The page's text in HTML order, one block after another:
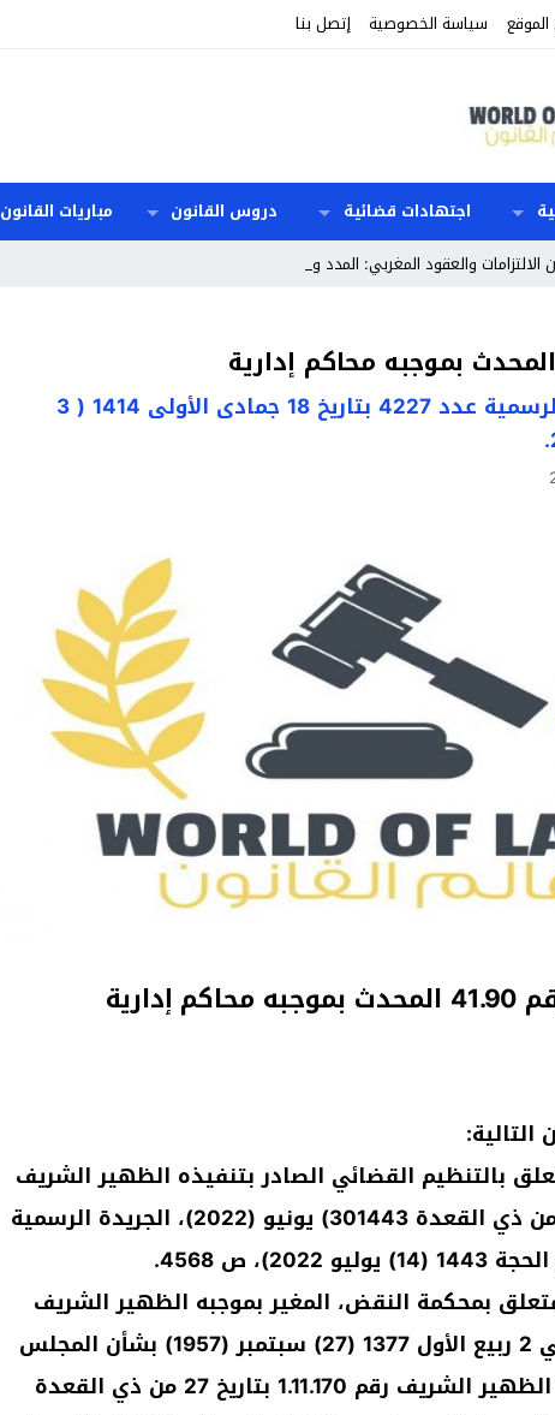
سياسة الخصوصية إتصل بنا
اجتهادات قضائية دروس القانون مباريات القانون
والعقود المغربي: المدد والأسباب والآ_
قانون 41.90: الجريدة الرسمية عدد 4227 بتاريخ 18 جمادى الأولى 1414 ( 3
إدارية
التالية:
رقم 38.15 المتعلق بالتنظيم القضائي الصادر بتنفيذه الظهير الشريف
رقم 1.22.38 بتاريخ 30 من ذي القعدة 301443) يونيو (2022)، الجريدة الرسمية
رقم 58.11 المتعلق بمحكمة النقض، المغير بموجبه الظهير الشريف
رقم 1.57.223 الصادر في 2 ربيع الأول 1377 (27) سبتمبر (1957) بشأن المجلس
الأعلى الصادر بتنفيذه الظهير الشريف رقم 1.11.170 بتاريخ 27 من ذي القعدة